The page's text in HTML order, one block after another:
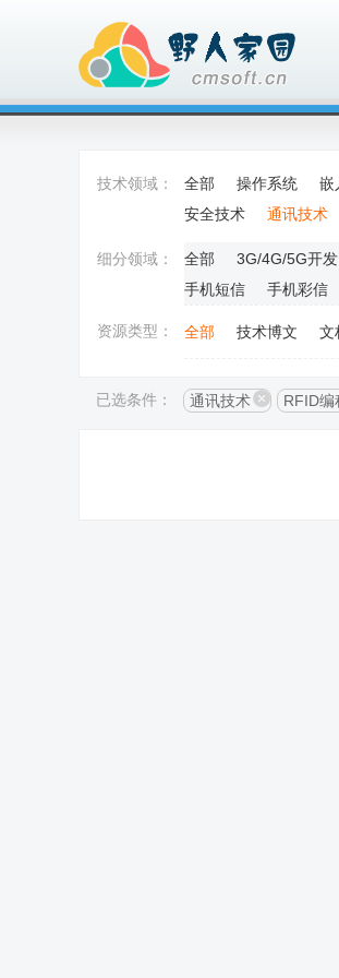
技术领域： 全部 操作系统 嵌
安全技术
通讯技术
细分领域： 全部 3G/4G/5G开发
手机短信
手机彩信
资源类型： 全部 技术博文 文
已选条件： 通讯技术 RFID编